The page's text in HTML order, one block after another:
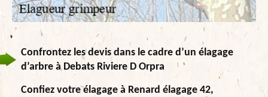
Confrontez les devis dans le cadre d’un élagage
d’arbre à Debats Riviere D Orpra
Confiez votre élagage à Renard élagage 42,